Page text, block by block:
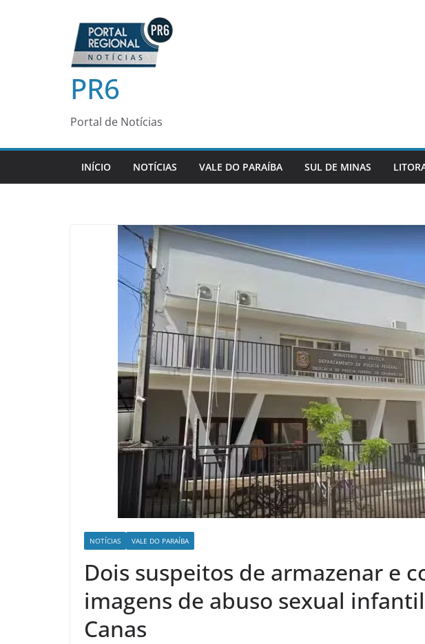
PR6
Portal de Notícias
INÍCIO NOTÍCIAS VALE DO PARAÍBA SUL DE MINAS
NOTÍCIAS VALE DO PARAÍBA
Dois suspeitos de armazenar e
imagens de abuso sexual
Canas